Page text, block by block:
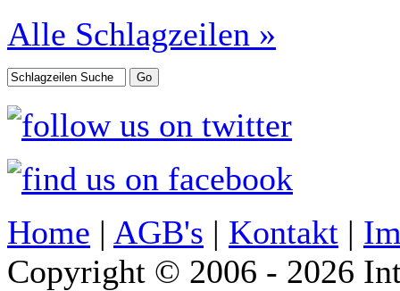
Alle Schlagzeilen »
Home | AGB's | Kontakt |
Copyright © 2006 - 2026